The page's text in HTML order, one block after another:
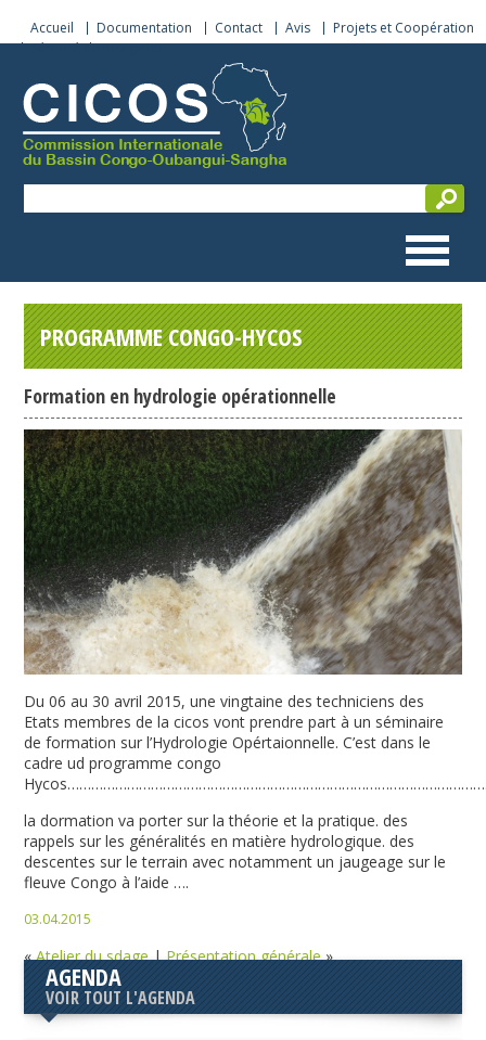
Accueil Documentation Contact Avis
Projets et Coopération
Sécurité de navigation
PROGRAMME CONGO-HYCOS
Formation en hydrologie opérationnelle
Du 06 au 30 avril 2015, une vingtaine des techniciens des
Etats membres de la cicos vont prendre part à un séminaire
de formation sur l’Hydrologie Opértaionnelle. C’est dans le
cadre ud programme congo
la dormation va porter sur la théorie et la pratique. des
rappels sur les généralités en matière hydrologique. des
descentes sur le terrain avec notamment un jaugeage sur le
fleuve Congo à l’aide ….
03.04.2015
«Atelier du sdage|Présentation générale»
AGENDA
VOIR TOUT L'AGENDA